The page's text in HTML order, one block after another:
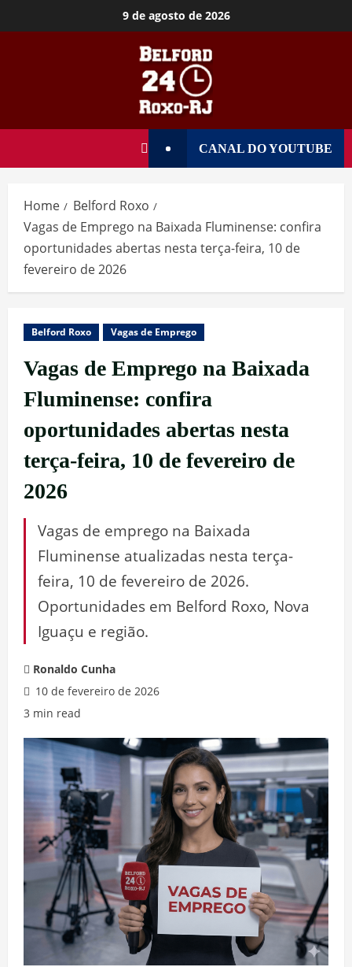
9 de agosto de 2026
CANAL DO YOUTUBE
Home
Belford Roxo
Vagas de Emprego na Baixada Fluminense: confira
oportunidades abertas nesta terça-feira, 10 de
fevereiro de 2026
Belford Roxo Vagas de Emprego
Vagas de Emprego na Baixada
Fluminense: confira
oportunidades abertas nesta
terça-feira, 10 de fevereiro de
2026
Vagas de emprego na Baixada
Fluminense atualizadas nesta terça-
feira, 10 de fevereiro de 2026.
Oportunidades em Belford Roxo, Nova
Iguaçu e região.
Ronaldo Cunha
10 de fevereiro de 2026
3 min read